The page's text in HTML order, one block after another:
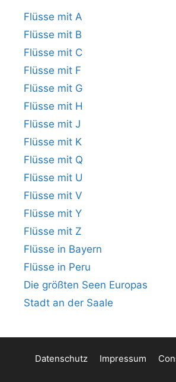
Flüsse mit A
Flüsse mit B
Flüsse mit C
Flüsse mit F
Flüsse mit G
Flüsse mit H
Flüsse mit J
Flüsse mit K
Flüsse mit Q
Flüsse mit U
Flüsse mit V
Flüsse mit Y
Flüsse mit Z
Flüsse in Bayern
Flüsse in Peru
Die größten Seen Europas
Stadt an der Saale
Datenschutz Impressum